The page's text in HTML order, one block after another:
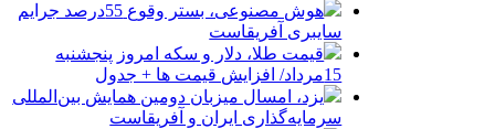
هوش مصنوعی، بستر وقوع 55درصد جرایم
سایبری آفریقاست
قیمت طلا، دلار و سکه امروز پنجشنبه
15مرداد/ افزایش قیمت ها + جدول
یزد، امسال میزبان دومین همایش بین‌المللی
سرمایه‌گذاری ایران و آفریقاست